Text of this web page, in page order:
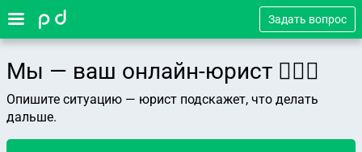
Задать вопрос
Мы — ваш онлайн-юрист 👨🏻‍⚖️
Опишите ситуацию — юрист подскажет, что делать
дальше.